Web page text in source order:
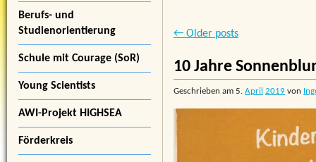
← Older posts
10 Jahre
Geschrieben am 5. April 2019 von
Berufs- und
Studienorientierung
Schule mit Courage (SoR)
Young Scientists
AWI-Projekt HIGHSEA
Förderkreis